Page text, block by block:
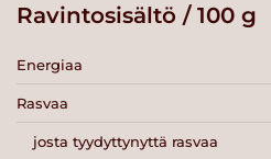
Ravintosisältö / 100 g
Energiaa
Rasvaa
josta tyydyttynyttä rasvaa